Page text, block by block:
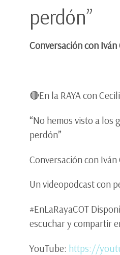
perdón”
Conversación con Iván
🔴En la RAYA con
“No hemos visto a los
perdón”
Conversación con Iván
Un videopodcast con
#EnLaRayaCOT
escuchar y compartir
YouTube: https://